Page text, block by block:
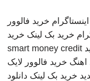
خرید فالوور
خرید بک لینک خرید
smart money credit
اهنگ خرید فالوور لایک
خرید بک لینک دانلود